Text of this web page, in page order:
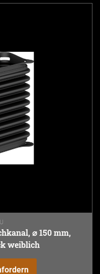
⌀ 150 mm,
weiblich